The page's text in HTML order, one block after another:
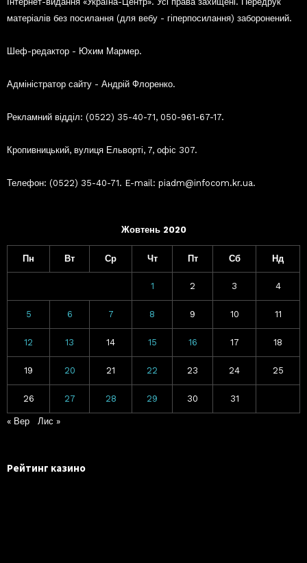
матеріалів без посилання (для вебу - гіперпосилання) заборонений.
Шеф-редактор - Юхим Мармер.
Адміністратор сайту - Андрій Флоренко.
Рекламний відділ: (0522) 35-40-71, 050-961-67-17.
Кропивницький, вулиця Ельворті, 7, офіс 307.
Телефон: (0522) 35-40-71. E-mail: piadm@infocom.kr.ua.
Жовтень 2020
Пн Вт Ср Чт Пт Сб Нд
1 2 3 4
5 6 7 8 9 10 11
12 13 14 15 16 17 18
19 20 21 22 23 24 25
26 27 28 29 30 31
« Вер Лис »
Рейтинг казино